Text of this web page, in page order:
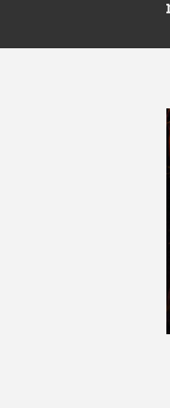
Перейти к основному